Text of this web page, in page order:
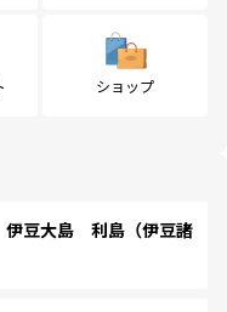
ショップ
豆大島 利島（伊豆諸